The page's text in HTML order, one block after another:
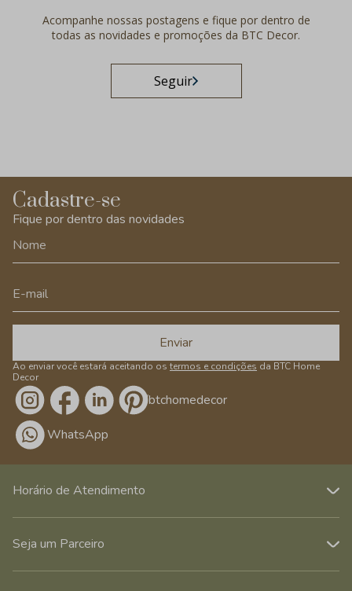
Acompanhe nossas postagens e fique por dentro de
todas as novidades e promoções da BTC Decor.
Seguir
Cadastre-se
Fique por dentro das novidades
Enviar
Ao enviar você estará aceitando os termos e condições da BTC Home
Decor
/btchomedecor
WhatsApp
Horário de Atendimento
Seja um Parceiro